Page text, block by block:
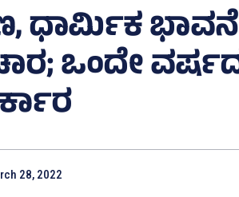
ಧಾರ್ಮಿಕ
ಒಂದೇ
28, 2022